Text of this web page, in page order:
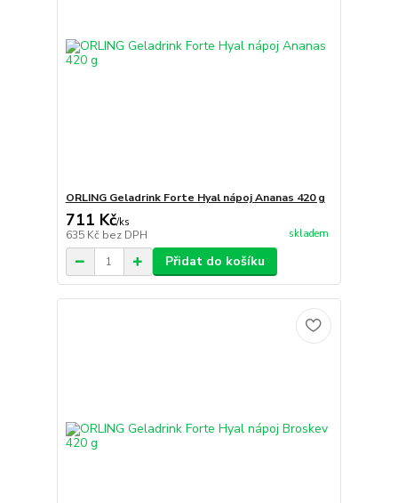
ORLING Geladrink Forte Hyal nápoj Ananas 420 g
711 Kč/ks
635 Kč bez DPH skladem
Přidat do košíku